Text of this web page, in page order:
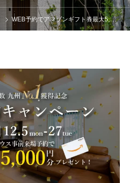
WEB予約でアマゾンギフト券最大5,000円分プレゼント！九州No.1獲得記念キャンペーン